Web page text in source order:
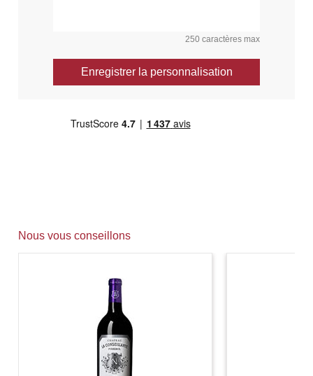
250 caractères max
Enregistrer la personnalisation
Nous vous conseillons